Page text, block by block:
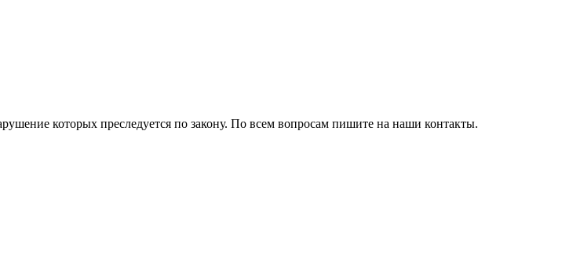
которых преследуется по закону. По всем вопросам пишите на наши контакты.